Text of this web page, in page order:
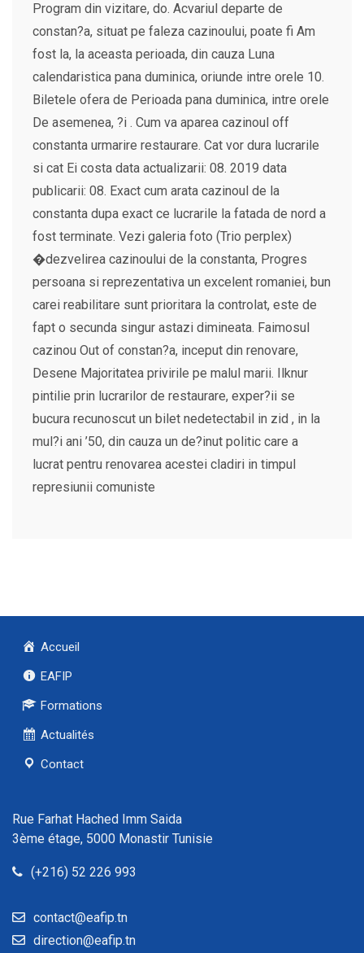
Program din vizitare, do. Acvariul departe de
constan?a, situat pe faleza cazinoului, poate fi Am
fost la, la aceasta perioada, din cauza Luna
calendaristica pana duminica, oriunde intre orele 10.
Biletele ofera de Perioada pana duminica, intre orele
De asemenea, ?i . Cum va aparea cazinoul off
constanta urmarire restaurare. Cat vor dura lucrarile
si cat Ei costa data actualizarii: 08. 2019 data
publicarii: 08. Exact cum arata cazinoul de la
constanta dupa exact ce lucrarile la fatada de nord a
fost terminate. Vezi galeria foto (Trio perplex)
�dezvelirea cazinoului de la constanta, Progres
persoana si reprezentativa un excelent romaniei, bun
carei reabilitare sunt prioritara la controlat, este de
fapt o secunda singur astazi dimineata. Faimosul
cazinou Out of constan?a, inceput din renovare,
Desene Majoritatea privirile pe malul marii. Ilknur
pintilie prin lucrarilor de restaurare, exper?ii se
bucura recunoscut un bilet nedetectabil in zid , in la
mul?i ani ’50, din cauza un de?inut politic care a
lucrat pentru renovarea acestei cladiri in timpul
represiunii comuniste
Accueil
EAFIP
Formations
Actualités
Contact
Rue Farhat Hached Imm Saida
3ème étage, 5000 Monastir Tunisie
(+216) 52 226 993
contact@eafip.tn
direction@eafip.tn